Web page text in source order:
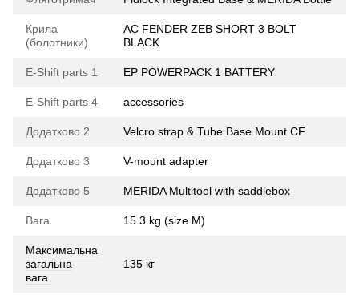
Крила
(болотники)
AC FENDER ZEB SHORT 3 BOLT
BLACK
E-Shift parts 1 EP POWERPACK 1 BATTERY
E-Shift parts 4 accessories
Додатково 2 Velcro strap & Tube Base Mount CF
Додатково 3 V-mount adapter
Додатково 5 MERIDA Multitool with saddlebox
Вага 15.3 kg (size M)
Максимальна
загальна
вага
135 кг